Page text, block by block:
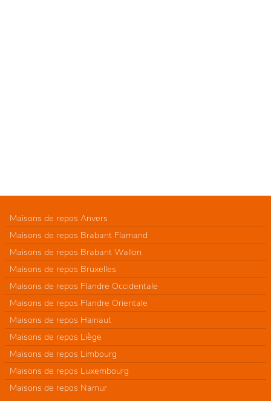
Maisons de repos Anvers
Maisons de repos Brabant Flamand
Maisons de repos Brabant Wallon
Maisons de repos Bruxelles
Maisons de repos Flandre Occidentale
Maisons de repos Flandre Orientale
Maisons de repos Hainaut
Maisons de repos Liège
Maisons de repos Limbourg
Maisons de repos Luxembourg
Maisons de repos Namur